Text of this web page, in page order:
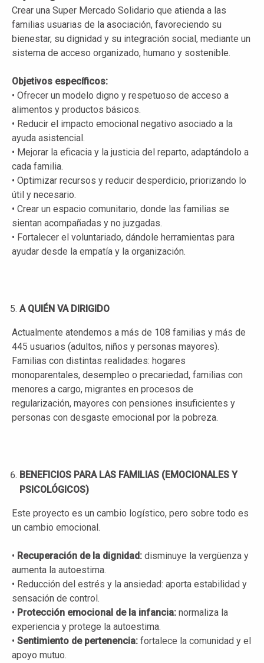
Crear una Super Mercado Solidario que atienda a las
familias usuarias de la asociación, favoreciendo su
bienestar, su dignidad y su integración social, mediante un
sistema de acceso organizado, humano y sostenible.
Objetivos específicos:
• Ofrecer un modelo digno y respetuoso de acceso a
alimentos y productos básicos.
• Reducir el impacto emocional negativo asociado a la
ayuda asistencial.
• Mejorar la eficacia y la justicia del reparto, adaptándolo a
cada familia.
• Optimizar recursos y reducir desperdicio, priorizando lo
útil y necesario.
• Crear un espacio comunitario, donde las familias se
sientan acompañadas y no juzgadas.
• Fortalecer el voluntariado, dándole herramientas para
ayudar desde la empatía y la organización.
A QUIÉN VA DIRIGIDO
Actualmente atendemos a más de 108 familias y más de
445 usuarios (adultos, niños y personas mayores).
Familias con distintas realidades: hogares
monoparentales, desempleo o precariedad, familias con
menores a cargo, migrantes en procesos de
regularización, mayores con pensiones insuficientes y
personas con desgaste emocional por la pobreza.
BENEFICIOS PARA LAS FAMILIAS (EMOCIONALES Y
PSICOLÓGICOS)
Este proyecto es un cambio logístico, pero sobre todo es
un cambio emocional.
• Recuperación de la dignidad: disminuye la vergüenza y
aumenta la autoestima.
• Reducción del estrés y la ansiedad: aporta estabilidad y
sensación de control.
• Protección emocional de la infancia: normaliza la
experiencia y protege la autoestima.
• Sentimiento de pertenencia: fortalece la comunidad y el
apoyo mutuo.